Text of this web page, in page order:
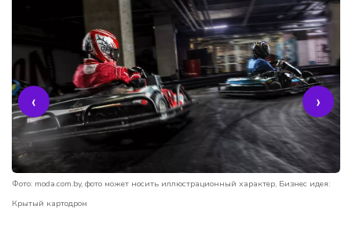
Фото: moda.com.by, фото может носить иллюстрационный характер, Бизнес идея:
Крытый картодром
‹ ›